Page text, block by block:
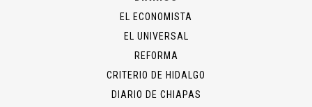
EL ECONOMISTA
EL UNIVERSAL
REFORMA
CRITERIO DE HIDALGO
DIARIO DE CHIAPAS